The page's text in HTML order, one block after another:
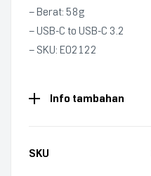
– Berat: 58g
– USB-C to USB-C 3.2
– SKU: E02122
Info tambahan
SKU